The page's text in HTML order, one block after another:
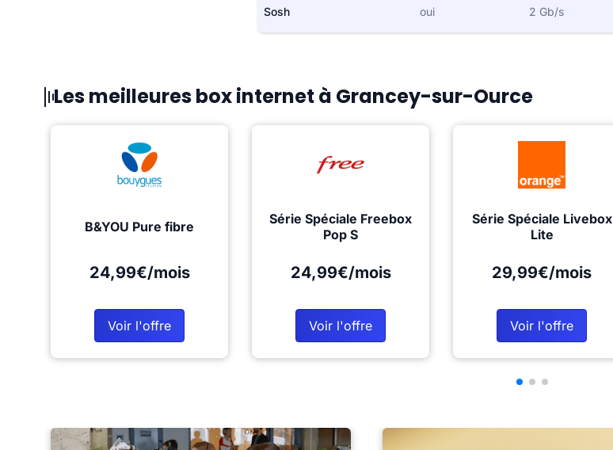
Sosh oui 2 Gb/s
Les meilleures box internet à Grancey-sur-Ource
B&YOU Pure fibre
24,99€/mois
Voir l'offre
Série Spéciale Freebox
Pop S
24,99€/mois
Voir l'offre
Série Spéciale Livebox
Lite
29,99€/mois
Voir l'offre